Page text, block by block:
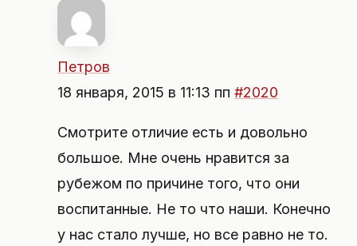
Петров
18 января, 2015 в 11:13 пп #2020
Смотрите отличие есть и довольно
большое. Мне очень нравится за
рубежом по причине того, что они
воспитанные. Не то что наши. Конечно
у нас стало лучше, но все равно не то.